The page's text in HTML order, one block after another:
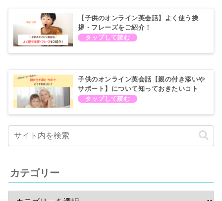
【子供のオンライン英会話】よく使う挨
拶・フレーズをご紹介！
子供のオンライン英会話【親の付き添いや
サポート】について知っておきたいコト
カテゴリー